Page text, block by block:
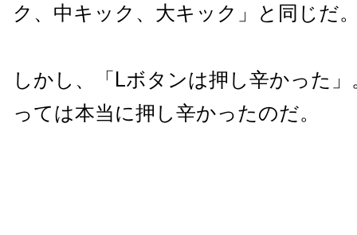
ク、中キック、大キック」と同じだ
しかし、「Lボタンは押し辛かった
っては本当に押し辛かったのだ。